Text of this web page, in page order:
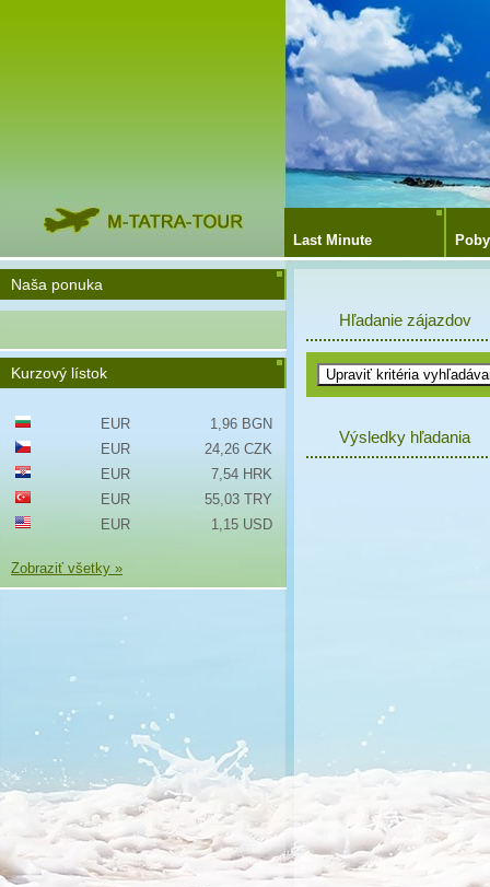
Last Minute
Hľadanie zájazdov
Výsledky hľadania
Naša ponuka
Kurzový lístok
EUR
1,96 BGN
EUR
24,26 CZK
EUR
7,54 HRK
EUR
55,03 TRY
EUR
1,15 USD
Zobraziť všetky »